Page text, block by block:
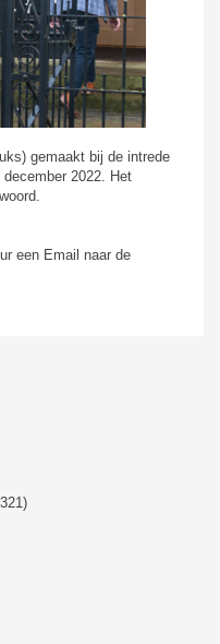
gemaakt bij de intrede
2022. Het
een Email naar de